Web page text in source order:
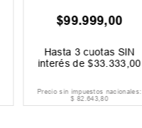
$99.999,00
Hasta3 cuotas SIN
interés de$33 .333 ,00
Precio sin impuestos nacionales:
$ 82.643,80